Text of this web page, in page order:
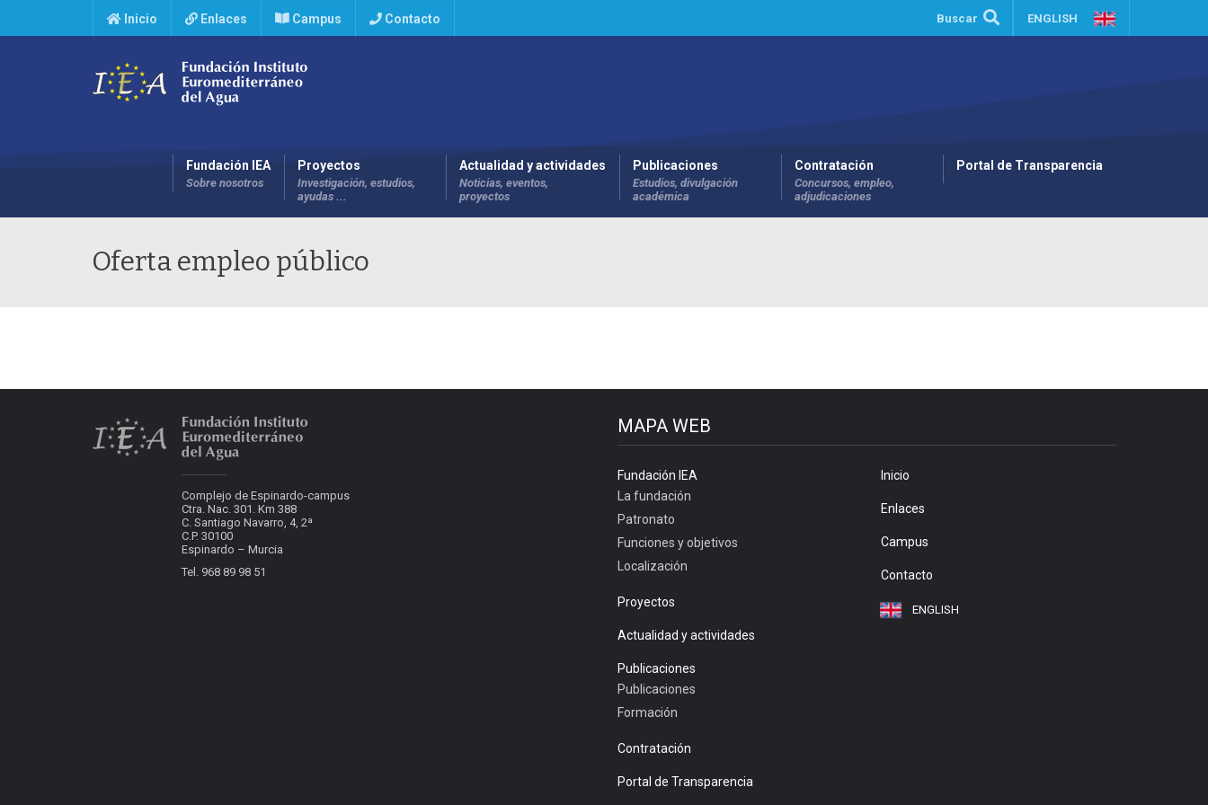
Inicio Enlaces Campus Contacto ENGLISH
Buscar
Fundación IEA
Sobre nosotros
Proyectos
Investigación, estudios,
ayudas ...
Actualidad y actividades
Noticias, eventos,
proyectos
Publicaciones
Estudios, divulgación
académica
Contratación
Concursos, empleo,
adjudicaciones
Portal de Transparencia
Oferta empleo público
Complejo de Espinardo-campus
Ctra. Nac. 301. Km 388
C. Santiago Navarro, 4, 2ª
C.P. 30100
Espinardo – Murcia
Tel. 968 89 98 51
MAPA WEB
Fundación IEA
La fundación
Patronato
Funciones y objetivos
Localización
Proyectos
Actualidad y actividades
Publicaciones
Publicaciones
Formación
Contratación
Portal de Transparencia
Inicio
Enlaces
Campus
Contacto
ENGLISH